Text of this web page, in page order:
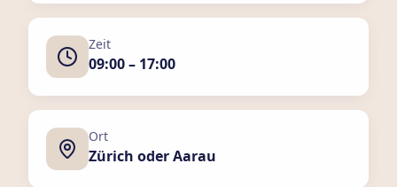
Zeit
09:00 – 17:00
Ort
Zürich oder Aarau